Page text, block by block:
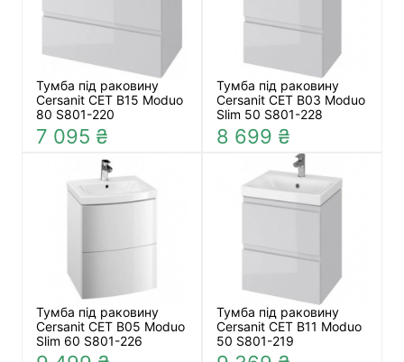
Тумба під раковину
Cersanit СЕТ B15 Moduo
80 S801-220
7 095 ₴
Тумба під раковину
Cersanit СЕТ B03 Moduo
Slim 50 S801-228
8 699 ₴
Тумба під раковину
Cersanit СЕТ B05 Moduo
Slim 60 S801-226
Тумба під раковину
Cersanit СЕТ B11 Moduo
50 S801-219